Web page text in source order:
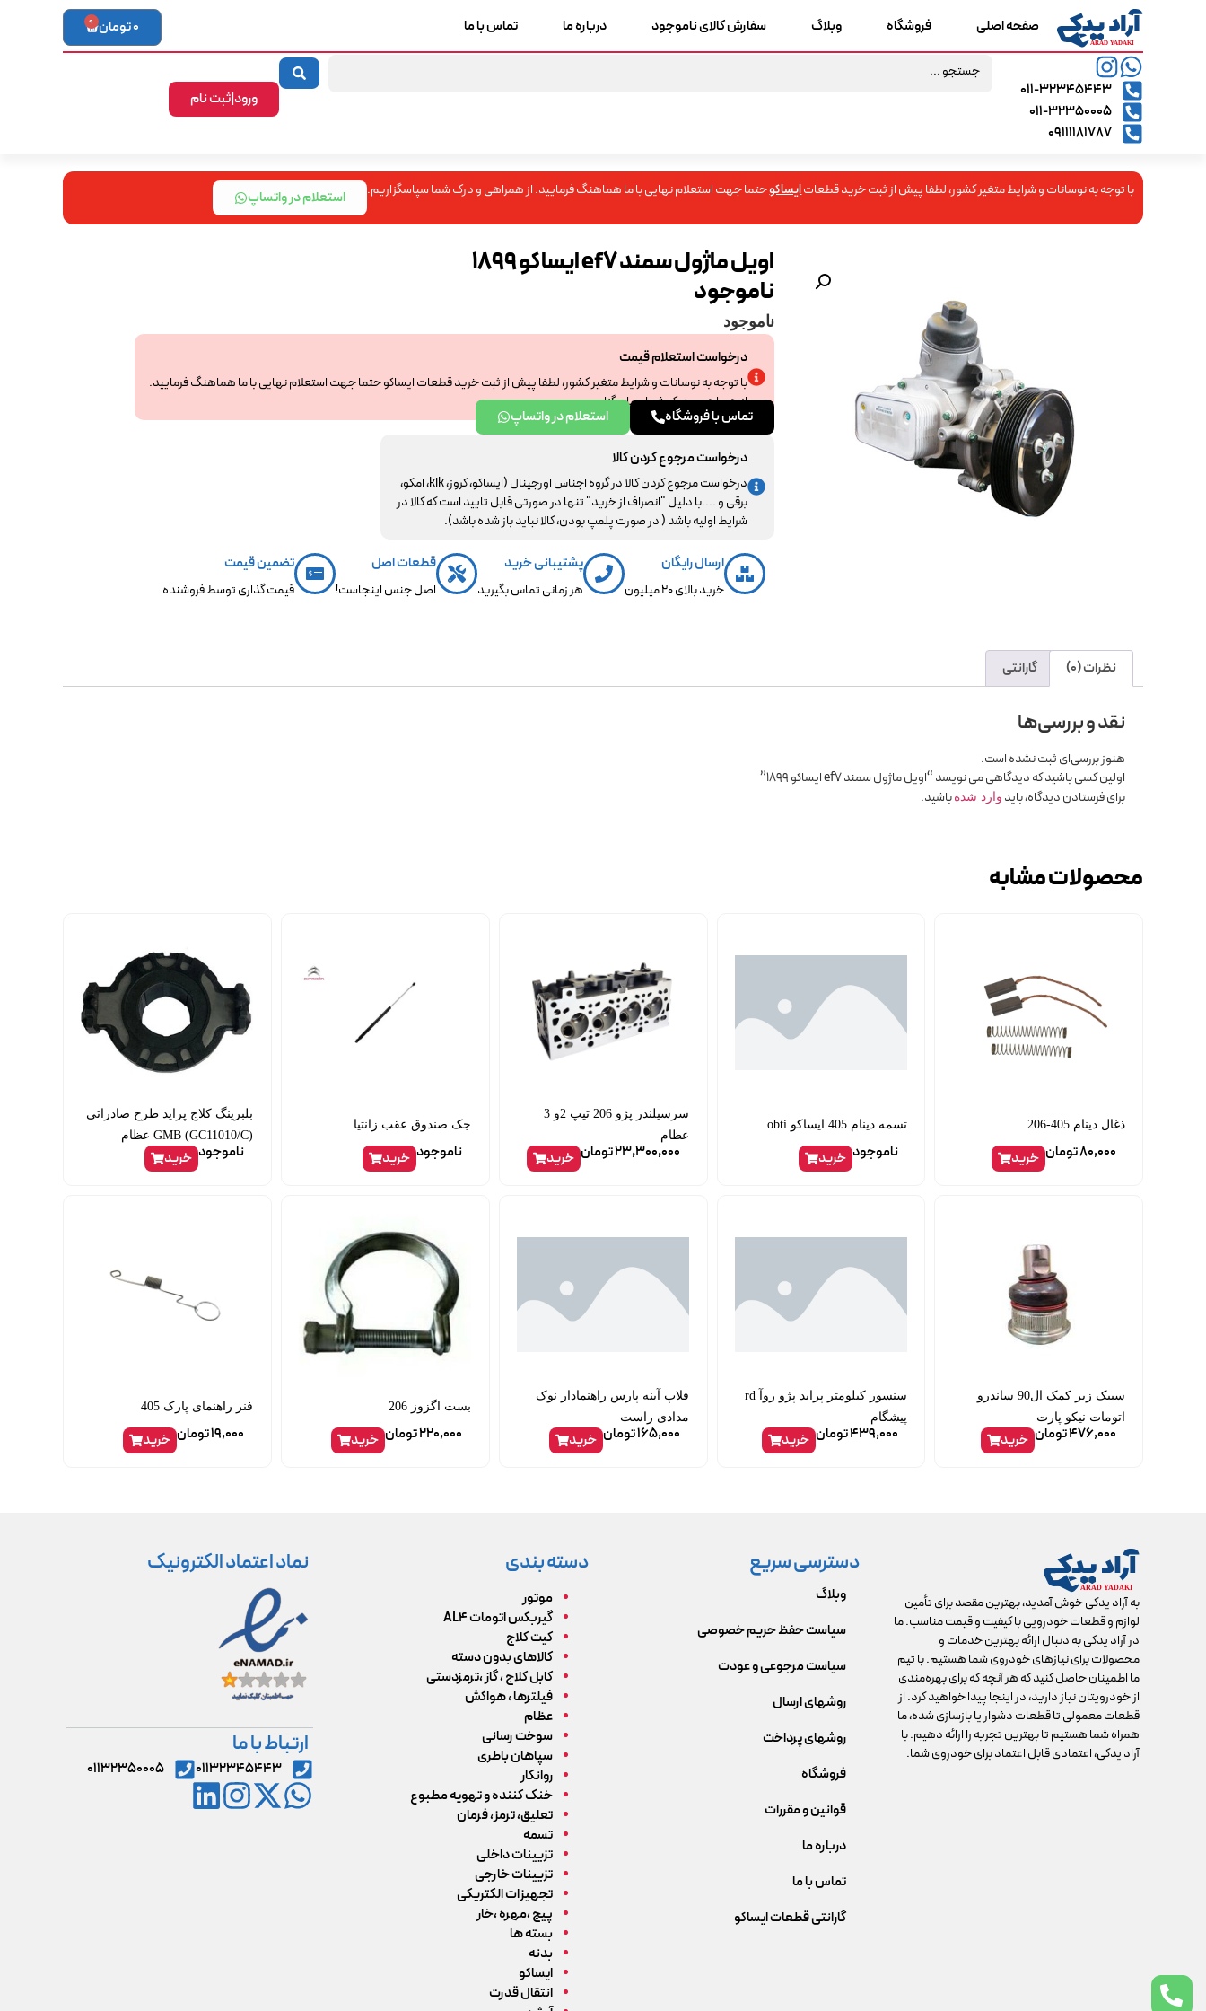
۰۱۱-۳۲۳۴۵۴۴۳
۰۱۱-۳۲۳۵۰۰۰۵
09111181787
ورود|ثبت نام
صفحه اصلی فروشگاه وبلاگ سفارش کالای ناموجود درباره ما تماس با ما 0تومان 0
با توجه به نوسانات و شرایط متغیر کشور، لطفا پیش از ثبت خرید قطعاتایساکوحتما جهت استعلام نهایی با ما هماهنگ فرمایید. از همراهی و درک شما سپاسگزاریم. استعلام در واتساپ
اویل ماژول سمند ef7 ایساکو 1899
ناموجود
ناموجود
درخواست استعلام قیمت
با توجه به نوسانات و شرایط متغیر کشور، لطفا پیش از ثبت خرید قطعات ایساکو حتما جهت استعلام نهایی با ما هماهنگ فرمایید.
از همراهی و درک شما سپاسگزاریم.
تماس با فروشگاه
استعلام در واتساپ
درخواست مرجوع کردن کالا
درخواست مرجوع کردن کالا در گروه اجناس اورجینال (ایساکو، کروز، kik، امکو،
برقی و ....با دلیل "انصراف از خرید" تنها در صورتی قابل تایید است که کالا در
شرایط اولیه باشد ( در صورت پلمپ بودن، کالا نباید باز شده باشد).
ارسال رایگان
خرید بالای 20 میلیون
پشتیبانی خرید
هر زمانی تماس بگیرید
قطعات اصل
اصل جنس اینجاست!
تضمین قیمت
قیمت گذاری توسط فروشنده
نظرات (0) گارانتی
نقد و بررسی‌ها
هنوز بررسی‌ای ثبت نشده است.
اولین کسی باشید که دیدگاهی می نویسد “اویل ماژول سمند ef7 ایساکو 1899”
برای فرستادن دیدگاه، باید وارد شده باشید.
محصولات مشابه
ذغال دینام 405-206
80,000تومان خرید
تسمه دینام 405 ایساکو obti
ناموجود خرید
سرسیلندر پژو 206 تیپ 2و 3
عظام
23,300,000تومان خرید
جک صندوق عقب زانتیا
ناموجود خرید
بلبرینگ کلاج پراید طرح صادراتی
GMB (GC11010/C) عظام
ناموجود خرید
سیبک زیر کمک ال90 ساندرو
اتومات نیکو پارت
476,000تومان خرید
سنسور کیلومتر پراید پژو روآ rd
پیشگام
439,000تومان خرید
فلاپ آینه پارس راهنمادار نوک
مدادی راست
165,000تومان خرید
بست اگزوز 206
220,000تومان خرید
فنر راهنمای پارک 405
19,000تومان خرید
به آراد یدکی خوش آمدید، بهترین مقصد برای تأمین
لوازم و قطعات خودرویی با کیفیت و قیمت مناسب. ما
در آراد یدکی به دنبال ارائه بهترین خدمات و
محصولات برای نیازهای خودروی شما هستیم. با تیم
ما اطمینان حاصل کنید که هر آنچه که برای بهره‌مندی
از خودرویتان نیاز دارید، در اینجا پیدا خواهید کرد. از
قطعات معمولی تا قطعات دشوار یا بازسازی شده، ما
همراه شما هستیم تا بهترین تجربه را ارائه دهیم. با
آراد یدکی، اعتمادی قابل اعتماد برای خودروی شما.
دسترسی سریع
وبلاگ
سیاست حفظ حریم خصوصی
سیاست مرجوعی و عودت
روشهای ارسال
روشهای پرداخت
فروشگاه
قوانین و مقررات
درباره ما
تماس با ما
گارانتی قطعات ایساکو
دسته بندی
موتور
گیربکس اتومات AL4
کیت کلاج
کالاهای بدون دسته
کابل کلاج ، گاز ،ترمزدستی
فیلترها ، هواکش
عظام
سوخت رسانی
سپاهان باطری
روانکار
خنک کننده و تهویه مطبوع
تعلیق، ترمز، فرمان
تسمه
تزیینات داخلی
تزیینات خارجی
تجهیزات الکتریکی
پیچ ،مهره ،خار
بسته ها
بدنه
ایساکو
انتقال قدرت
نماد اعتماد الکترونیک
ارتباط با ما
۰۱۱۳۲۳۴۵۴۴۳ ۰۱۱۳۲۳۵۰۰۰۵